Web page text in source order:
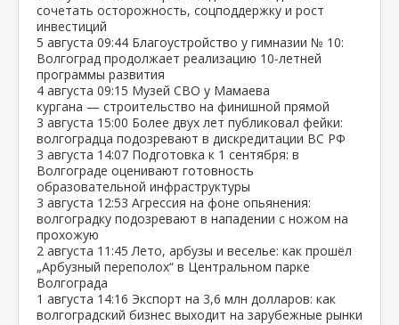
сочетать осторожность, соцподдержку и рост
инвестиций
5 августа 09:44 Благоустройство у гимназии № 10:
Волгоград продолжает реализацию 10‑летней
программы развития
4 августа 09:15 Музей СВО у Мамаева
кургана — строительство на финишной прямой
3 августа 15:00 Более двух лет публиковал фейки:
волгоградца подозревают в дискредитации ВС РФ
3 августа 14:07 Подготовка к 1 сентября: в
Волгограде оценивают готовность
образовательной инфраструктуры
3 августа 12:53 Агрессия на фоне опьянения:
волгоградку подозревают в нападении с ножом на
прохожую
2 августа 11:45 Лето, арбузы и веселье: как прошёл
„Арбузный переполох“ в Центральном парке
Волгограда
1 августа 14:16 Экспорт на 3,6 млн долларов: как
волгоградский бизнес выходит на зарубежные рынки